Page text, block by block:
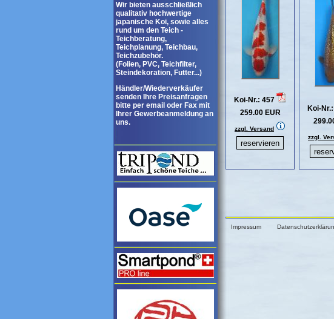
Wir bieten ausschließlich
qualitativ hochwertige
japanische Koi, sowie alles
rund um den Teich -
Teichberatung,
Teichplanung, Teichbau,
Teichzubehör.
(Folien, PVC, Teichfilter,
Steindekoration, Futter...)
Händler/Wiederverkäufer
senden Ihre Preisanfragen
bitte per email oder Fax mit
Ihrer Gewerbeanmeldung an
uns.
Koi-Nr.: 457
259.00 EUR
zzgl. Versand
Koi-
zzgl.
Impressum